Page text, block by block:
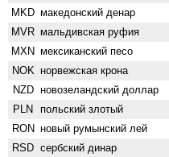
MKD македонский денар
MVR мальдивская руфия
MXN мексиканский песо
NOK норвежская крона
NZD ново­зеландский доллар
PLN польский злотый
RON новый румынский лей
RSD сербский динар